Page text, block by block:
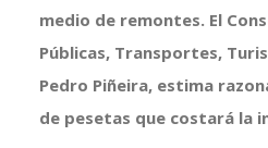
medio de remontes. El
Públicas, Transportes,
Pedro Piñeira, estima
de pesetas que costará la